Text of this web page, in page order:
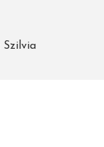
Szilvia